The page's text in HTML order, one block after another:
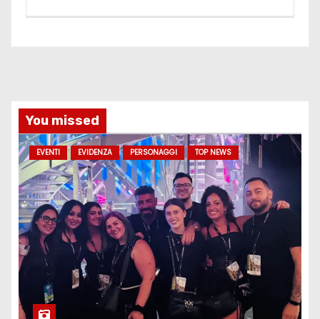
You missed
EVENTI EVIDENZA PERSONAGGI TOP NEWS